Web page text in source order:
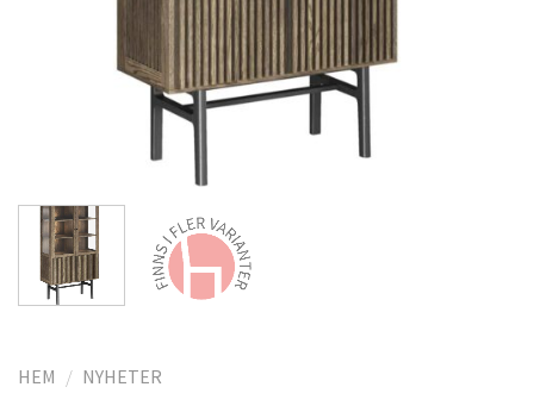
HEM / NYHETER